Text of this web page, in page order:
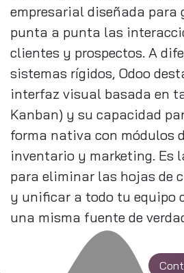
empresarial diseñada para
punta a punta las
clientes y prospectos. A
sistemas rígidos, Odoo
interfaz visual basada en
Kanban) y su capacidad
forma nativa con módulos
inventario y marketing. Es
para eliminar las hojas de
y unificar a todo tu equipo
una misma fuente de